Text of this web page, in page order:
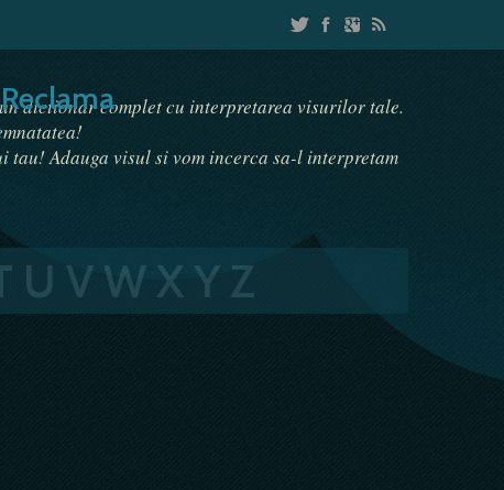
dictionar complet cu interpretarea visurilor tale.
Adauga visul si vom incerca sa-l interpretam
U VW XY Z
Reclama